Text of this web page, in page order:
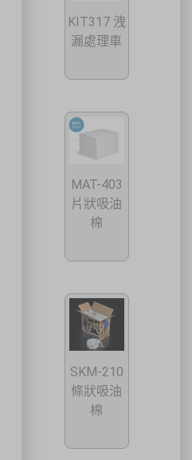
KIT317 洩
漏處理車
MAT-403
片狀吸油
棉
SKM-210
條狀吸油
棉